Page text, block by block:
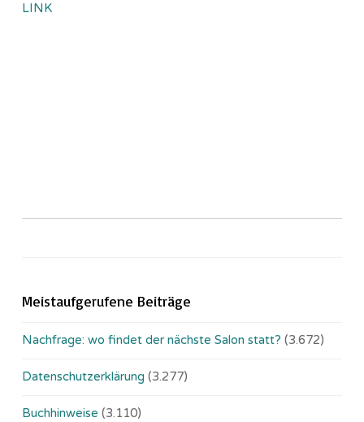
LINK
Meistaufgerufene Beiträge
Nachfrage: wo findet der nächste Salon statt? (3.672)
Datenschutzerklärung (3.277)
Buchhinweise (3.110)